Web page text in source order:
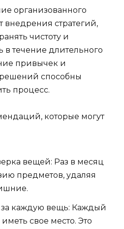
организованного
внедрения стратегий,
чистоту и
в течение длительного
привычек и
способны
процесс.
которые могут
вещей: Раз в месяц
предметов, удаляя
за каждую вещь: Каждый
свое место. Это